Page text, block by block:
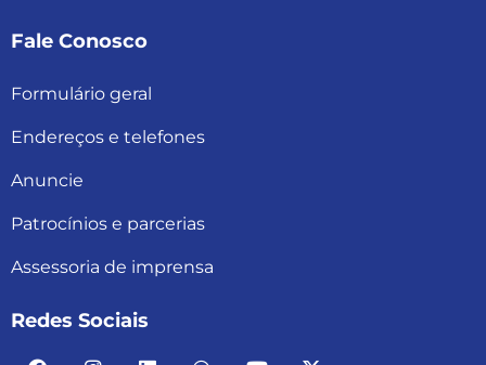
Fale Conosco
Formulário geral
Endereços e telefones
Anuncie
Patrocínios e parcerias
Assessoria de imprensa
Redes Sociais